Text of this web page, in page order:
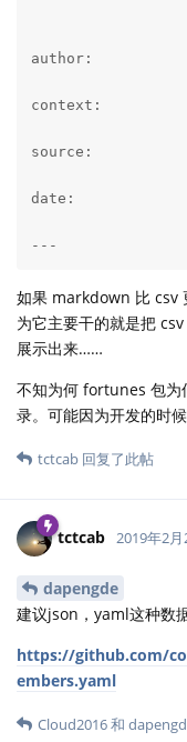
author:
context:
source:
date:
---
如果 markdown 比 csv
为它主要干的就是把
展示出来……
不知为何 fortunes 包为
录。可能因为开发的时
tctcab 回复了此帖
tctcab 2019年2月
dapengde
建议json，yaml这种数
https://github.com/
embers.yaml
Cloud2016和